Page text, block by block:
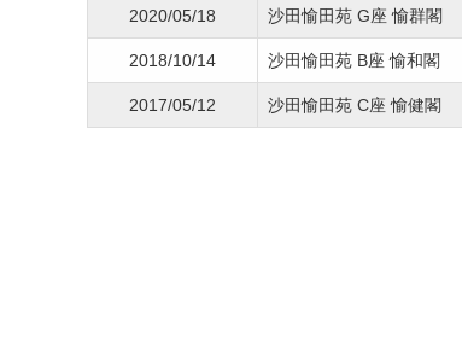
2020/05/18 沙田愉田苑 G座 愉群閣
2018/10/14 沙田愉田苑 B座 愉和閣
2017/05/12 沙田愉田苑 C座 愉健閣